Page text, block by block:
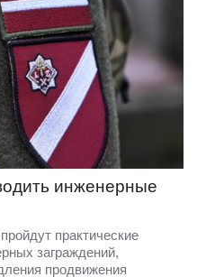
инженерные
практические
заграждений,
продвижения